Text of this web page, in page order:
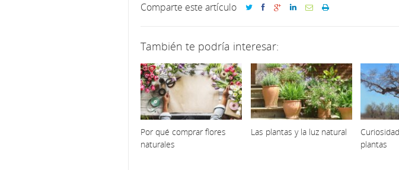
Comparte este artículo
También te podría interesar:
Por qué comprar flores
naturales
Las plantas y la luz natural
plantas